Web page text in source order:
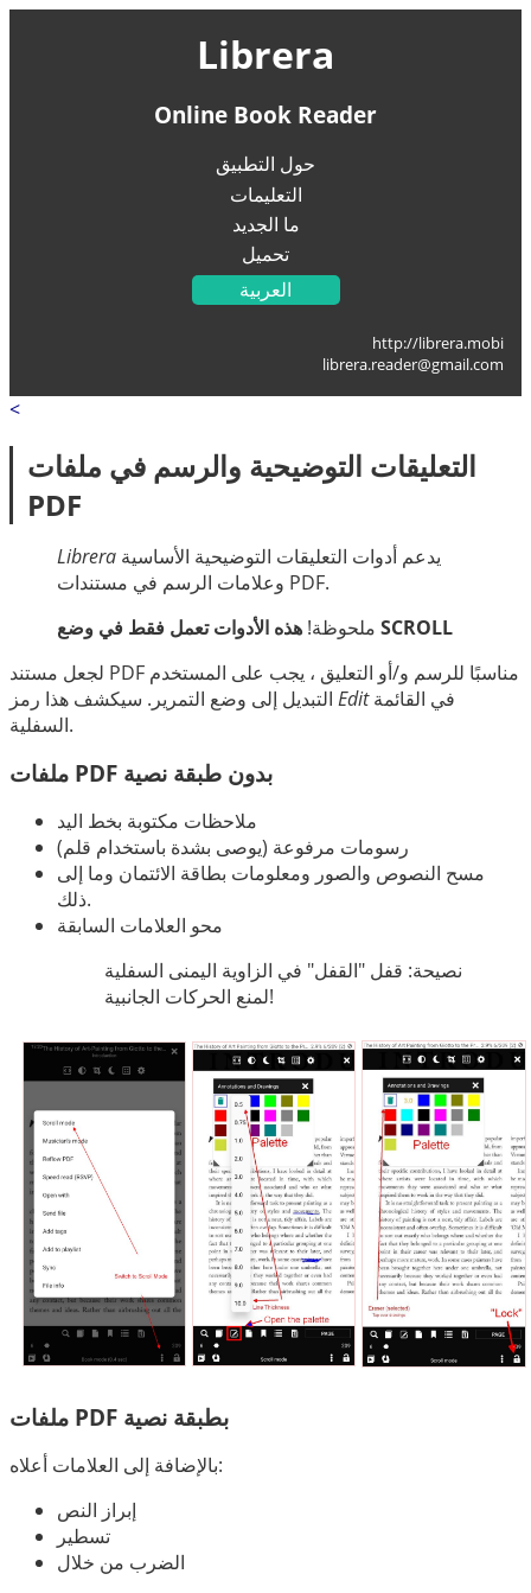
Librera
Online Book Reader
حول التطبيق
التعليمات
ما الجديد
تحميل
العربية
Portugal
http://librera.mobi
librera.reader@gmail.com
<
التعليقات التوضيحية والرسم في ملفات
PDF
Librera
وعلامات الرسم في مستندات PDF.
ملحوظة! هذه الأدوات تعمل فقط في وضع SCROLL
لجعل مستند PDF مناسبًا للرسم و/أو التعليق ، يجب على المستخدم
Editفي القائمة
السفلية.
ملفات PDF بدون طبقة نصية
ملاحظات مكتوبة بخط اليد
رسومات مرفوعة (يوصى بشدة باستخدام قلم)
مسح النصوص والصور ومعلومات بطاقة الائتمان وما إلى
ذلك.
محو العلامات السابقة
نصيحة: قفل "القفل" في الزاوية اليمنى السفلية
لمنع الحركات الجانبية!
ملفات PDF بطبقة نصية
بالإضافة إلى العلامات أعلاه:
إبراز النص
تسطير
الضرب من خلال